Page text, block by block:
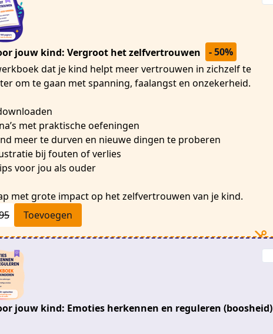
jouw kind: Vergroot het zelfvertrouwen
- 50%
dat je kind helpt meer vertrouwen in zichzelf te
om te gaan met spanning, faalangst en onzekerheid.
met praktische oefeningen
meer te durven en nieuwe dingen te proberen
bij fouten of verlies
voor jou als ouder
met grote impact op het zelfvertrouwen van je kind.
Toevoegen
jouw kind: Emoties herkennen en reguleren (boosheid)